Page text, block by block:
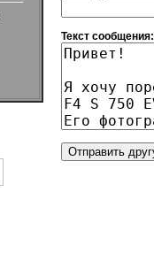
Текст сообщения: